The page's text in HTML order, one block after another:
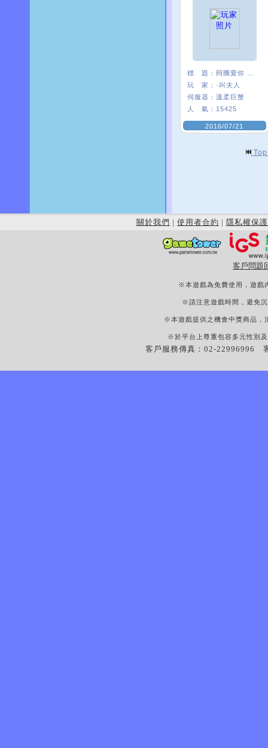
標 題：
玩 家： ·叫夫人
伺服器： 溫柔巨蟹
人 氣： 15425
2016/07/21
關於我們 | 使用者合約 | 隱私權保護
客戶問題
※本遊戲為免費使用，遊戲
※請注意遊戲時間，避免
※本遊戲提供之機會中獎商品，
※於平台上尊重包容多元性別
客戶服務傳真：02-22996996